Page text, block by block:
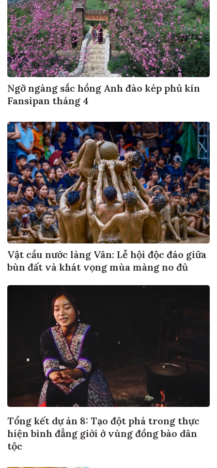
Ngỡ ngàng sắc hồng Anh đào kép phủ kín
Fansipan tháng 4
Vật cầu nước làng Vân: Lễ hội độc đáo giữa
bùn đất và khát vọng mùa màng no đủ
Tổng kết dự án 8: Tạo đột phá trong thực
hiện bình đẳng giới ở vùng đồng bào dân
tộc